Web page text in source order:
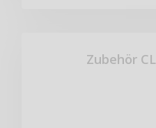
Zubehör